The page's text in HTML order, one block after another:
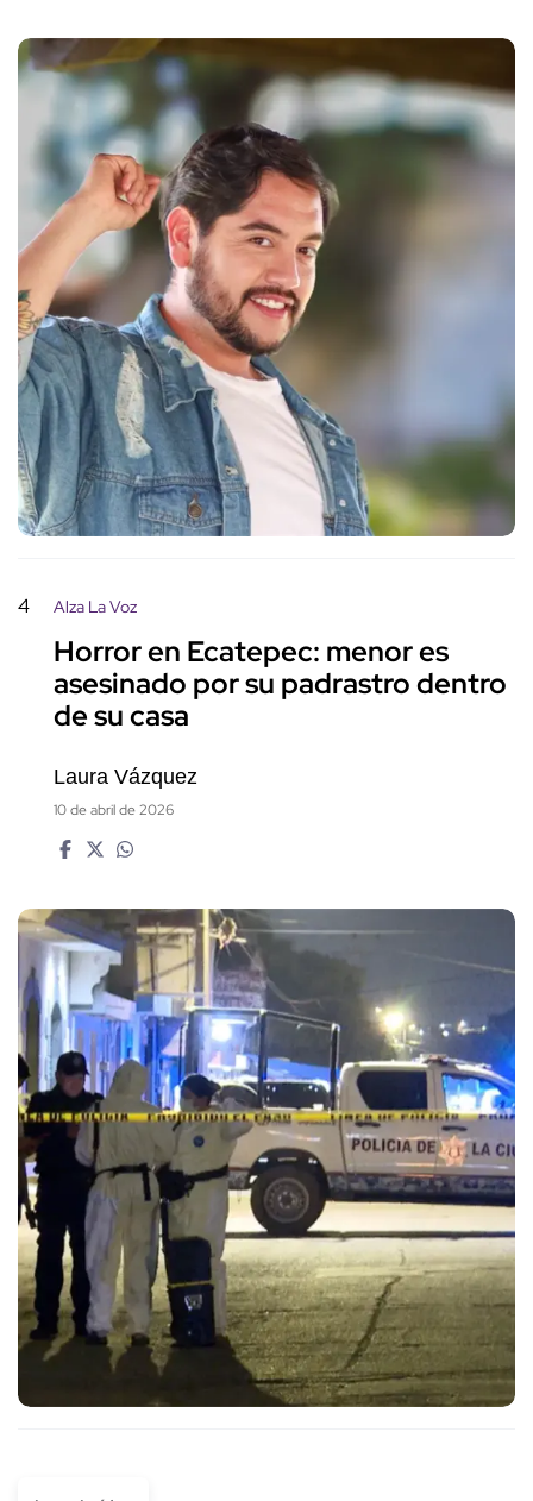
4 Alza La Voz
Horror en Ecatepec: menor es
asesinado por su padrastro dentro
de su casa
Laura Vázquez
10 de abril de 2026